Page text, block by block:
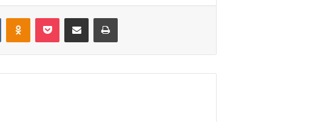
VKontakteOdnoklassniki
Pocket Share via Email Print